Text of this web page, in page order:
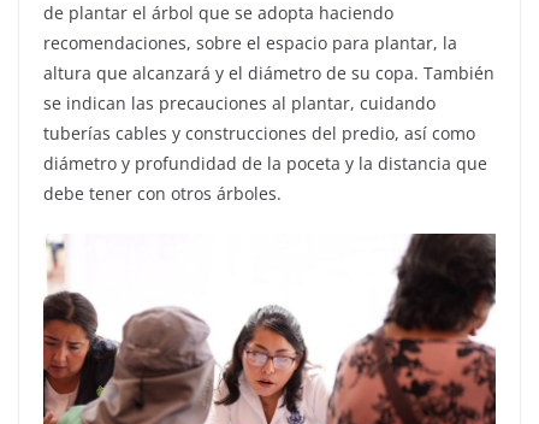
de plantar el árbol que se adopta haciendo
recomendaciones, sobre el espacio para plantar, la
altura que alcanzará y el diámetro de su copa. También
se indican las precauciones al plantar, cuidando
tuberías cables y construcciones del predio, así como
diámetro y profundidad de la poceta y la distancia que
debe tener con otros árboles.